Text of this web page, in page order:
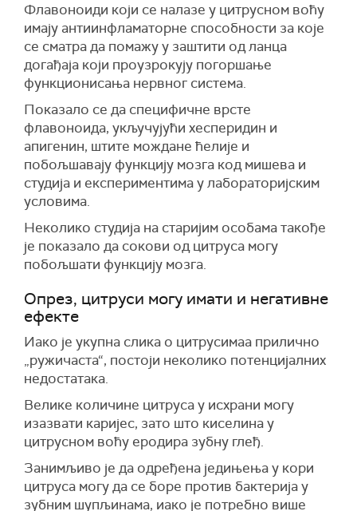
Флавоноиди који се налазе у цитрусном воћу
имају антиинфламаторне способности за које
се сматра да помажу у заштити од ланца
догађаја који проузрокују погоршање
функционисања нервног система.
Показало се да специфичне врсте
флавоноида, укључујући хесперидин и
апигенин, штите мождане ћелије и
побољшавају функцију мозга код мишева и
студија и експериментима у лабораторијским
условима.
Неколико студија на старијим особама такође
је показало да сокови од цитруса могу
побољшати функцију мозга.
Опрез, цитруси могу имати и негативне
ефекте
Иако је укупна слика о цитрусимаа прилично
„ружичаста“, постоји неколико потенцијалних
недостатака.
Велике количине цитруса у исхрани могу
изазвати каријес, зато што киселина у
цитрусном воћу еродира зубну глеђ.
Занимљиво је да одређена једињења у кори
цитруса могу да се боре против бактерија у
зубним шупљинама, иако је потребно више